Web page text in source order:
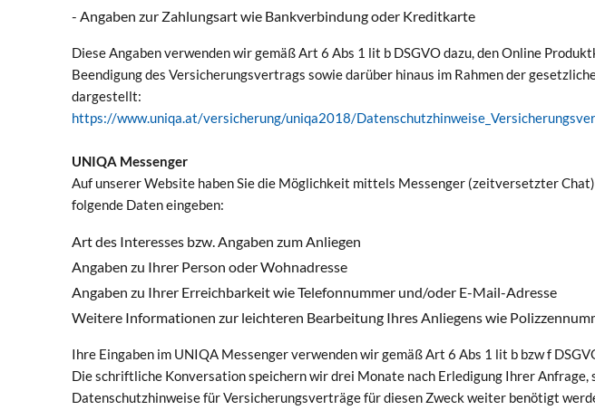
- Angaben zur Zahlungsart wie Bankverbindung oder Kreditkarte
Diese Angaben verwenden wir gemäß Art 6 Abs 1 lit b DSGVO dazu, den Online
Beendigung des Versicherungsvertrags sowie darüber hinaus im Rahmen der
dargestellt:
https://www.uniqa.at/versicherung/uniqa2018/
UNIQA Messenger
Auf unserer Website haben Sie die Möglichkeit mittels Messenger (zeitversetzter
folgende Daten eingeben:
Art des Interesses bzw. Angaben zum Anliegen
Angaben zu Ihrer Person oder Wohnadresse
Angaben zu Ihrer Erreichbarkeit wie Telefonnummer und/oder E-Mail-Adresse
Weitere Informationen zur leichteren Bearbeitung Ihres Anliegens wie
Ihre Eingaben im UNIQA Messenger verwenden wir gemäß Art 6 Abs 1 lit b bzw f
Die schriftliche Konversation speichern wir drei Monate nach Erledigung Ihrer
Datenschutzhinweise für Versicherungsverträge für diesen Zweck weiter benötigt